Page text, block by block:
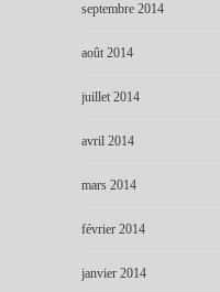
septembre 2014
août 2014
juillet 2014
avril 2014
mars 2014
février 2014
janvier 2014